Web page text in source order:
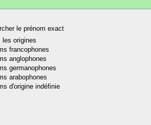
le prénom exact
les origines
francophones
anglophones
germanophones
arabophones
d'origine indéfinie